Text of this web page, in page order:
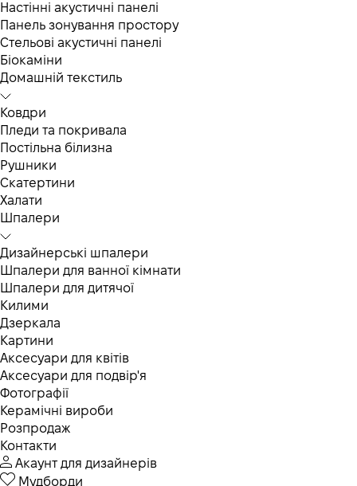
Настінні акустичні панелі
Панель зонування простору
Стельові акустичні панелі
Біокаміни
Домашній текстиль
Ковдри
Пледи та покривала
Постільна білизна
Рушники
Скатертини
Халати
Шпалери
Дизайнерські шпалери
Шпалери для ванної кімнати
Шпалери для дитячої
Килими
Дзеркала
Картини
Аксесуари для квітів
Аксесуари для подвір'я
Фотографії
Керамічні вироби
Розпродаж
Контакти
Акаунт для дизайнерів
Мудборди